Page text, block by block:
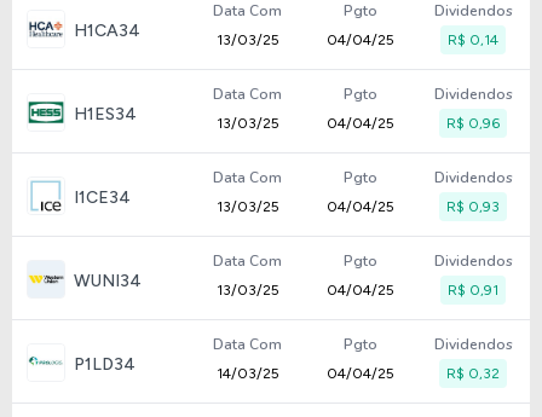
H1CA34
Data Com
13/03/25
Pgto
04/04/25
Dividendos
R$ 0,14
H1ES34
Data Com
13/03/25
Pgto
04/04/25
Dividendos
R$ 0,96
I1CE34
Data Com
13/03/25
Pgto
04/04/25
Dividendos
R$ 0,93
WUNI34
Data Com
13/03/25
Pgto
04/04/25
Dividendos
R$ 0,91
P1LD34
Data Com
14/03/25
Pgto
04/04/25
Dividendos
R$ 0,32